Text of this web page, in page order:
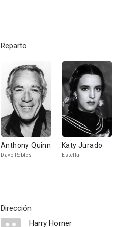
Reparto
Anthony Quinn
Dave Robles
Katy Jurado
Estella
Dirección
Harry Horner